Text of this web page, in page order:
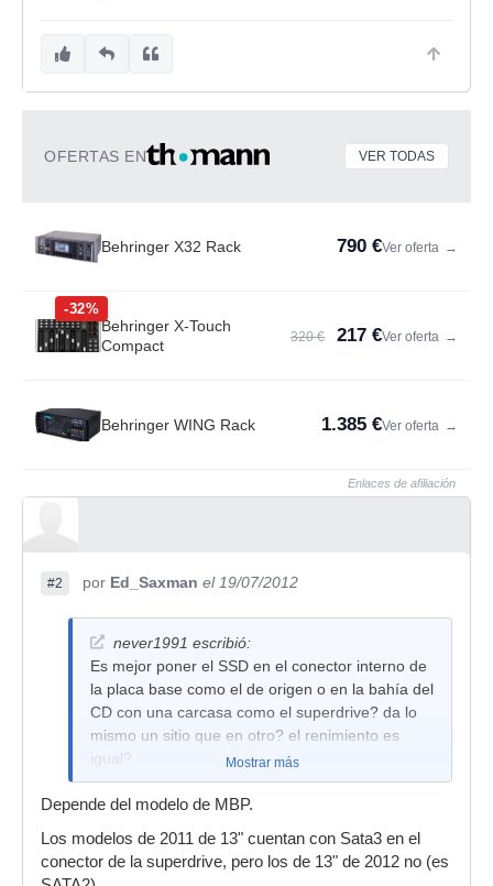
OFERTAS EN VER TODAS
Behringer X32 Rack 790 €Ver oferta →
-32%
Behringer X-Touch
Compact
320 € 217 €Ver oferta →
Behringer WING Rack 1.385 €Ver oferta →
Enlaces de afiliación
#2 por Ed_Saxman el 19/07/2012
never1991 escribió:
Es mejor poner el SSD en el conector interno de
la placa base como el de origen o en la bahía del
CD con una carcasa como el superdrive? da lo
mismo un sitio que en otro? el renimiento es
igual?
Mostrar más
Depende del modelo de MBP.
Los modelos de 2011 de 13" cuentan con Sata3 en el
conector de la superdrive, pero los de 13" de 2012 no (es